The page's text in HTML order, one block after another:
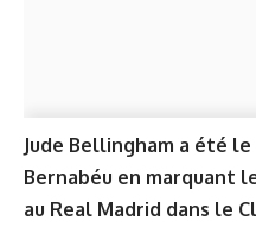
Jude Bellingham a été
Bernabéu en marquant
au Real Madrid dans le